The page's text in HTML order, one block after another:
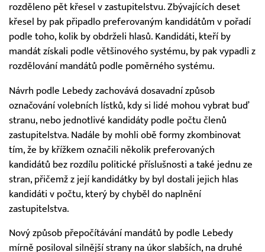
rozděleno pět křesel v zastupitelstvu. Zbývajících deset
křesel by pak připadlo preferovaným kandidátům v pořadí
podle toho, kolik by obdrželi hlasů. Kandidáti, kteří by
mandát získali podle většinového systému, by pak vypadli z
rozdělování mandátů podle poměrného systému.
Návrh podle Lebedy zachovává dosavadní způsob
označování volebních lístků, kdy si lidé mohou vybrat buď
stranu, nebo jednotlivé kandidáty podle počtu členů
zastupitelstva. Nadále by mohli obě formy zkombinovat
tím, že by křížkem označili několik preferovaných
kandidátů bez rozdílu politické příslušnosti a také jednu ze
stran, přičemž z její kandidátky by byl dostali jejich hlas
kandidáti v počtu, který by chyběl do naplnění
zastupitelstva.
Nový způsob přepočítávání mandátů by podle Lebedy
mírně posiloval silnější strany na úkor slabších, na druhé